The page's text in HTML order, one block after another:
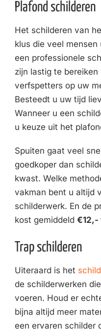
Plafond schilderen
Het schilderen van
klus die veel mensen
een professionele
zijn lastig te bereiken
verfspetters op uw
Besteedt u uw tijd
Wanneer u een
u keuze uit het
Spuiten gaat veel
goedkoper dan
kwast. Welke
vakman bent u altijd
schilderwerk. En de
kost gemiddeld €12,-
Trap schilderen
Uiteraard is het
de schilderwerken
voeren. Houd er
bijna altijd meer
een ervaren schilder